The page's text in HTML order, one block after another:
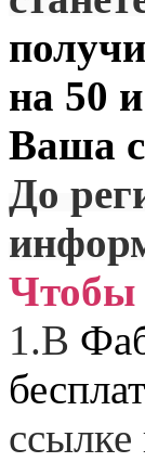
на 50
Ваша
До
1.В